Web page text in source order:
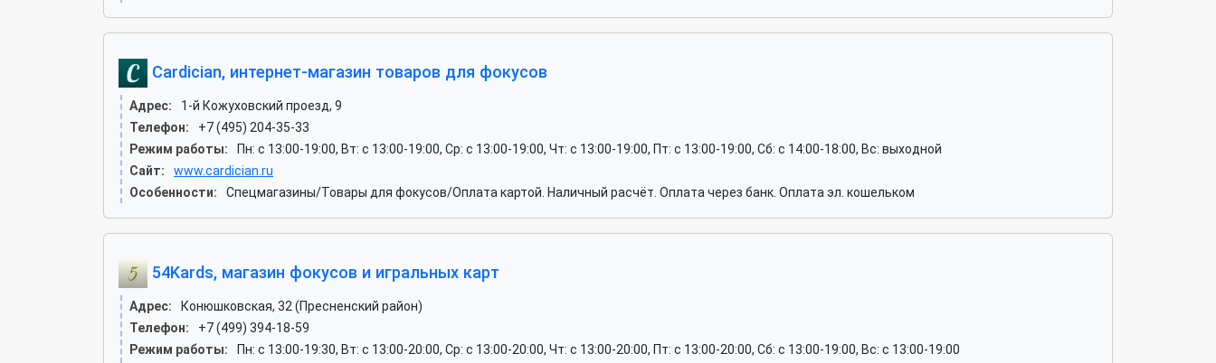
Cardician, интернет-магазин товаров для фокусов
Адрес:
1-й Кожуховский проезд, 9
Телефон:
+7 (495) 204-35-33
Режим работы:
Пн: c 13:00-19:00, Вт: c 13:00-19:00, Ср: c 13:00-19:00, Чт: c 13:00-19:00, Пт: c 13:00-19:00, Сб: c 14:00-18:00, Вс: выходной
Сайт:
www.cardician.ru
Особенности:
Спецмагазины/Товары для фокусов/Оплата картой. Наличный расчёт. Оплата через банк. Оплата эл. кошельком
54Kards, магазин фокусов и игральных карт
Адрес:
Конюшковская, 32 (Пресненский район)
Телефон:
+7 (499) 394-18-59
Режим работы:
Пн: c 13:00-19:30, Вт: c 13:00-20:00, Ср: c 13:00-20:00, Чт: c 13:00-20:00, Пт: c 13:00-20:00, Сб: c 13:00-19:00, Вс: c 13:00-19:00